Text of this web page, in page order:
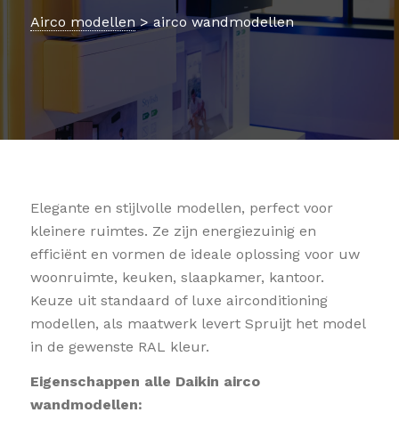
Airco modellen > airco wandmodellen
Elegante en stijlvolle modellen, perfect voor
kleinere ruimtes. Ze zijn energiezuinig en
efficiënt en vormen de ideale oplossing voor uw
woonruimte, keuken, slaapkamer, kantoor.
Keuze uit standaard of luxe airconditioning
modellen, als maatwerk levert Spruijt het model
in de gewenste RAL kleur.
Eigenschappen alle Daikin airco
wandmodellen: